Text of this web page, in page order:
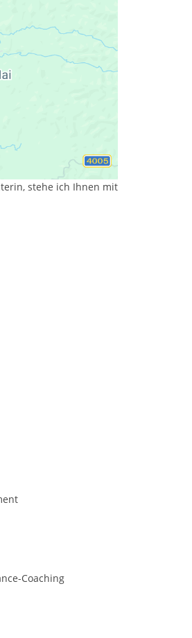
gesehen, geachtet
stehe ich Ihnen mit
Coaching